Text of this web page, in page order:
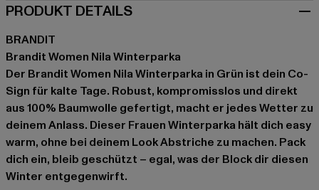
PRODUKT DETAILS
BRANDIT
Brandit Women Nila Winterparka
Der Brandit Women Nila Winterparka in Grün ist dein Co-
Sign für kalte Tage. Robust, kompromisslos und direkt
aus 100% Baumwolle gefertigt, macht er jedes Wetter zu
deinem Anlass. Dieser Frauen Winterparka hält dich easy
warm, ohne bei deinem Look Abstriche zu machen. Pack
dich ein, bleib geschützt – egal, was der Block dir diesen
Winter entgegenwirft.